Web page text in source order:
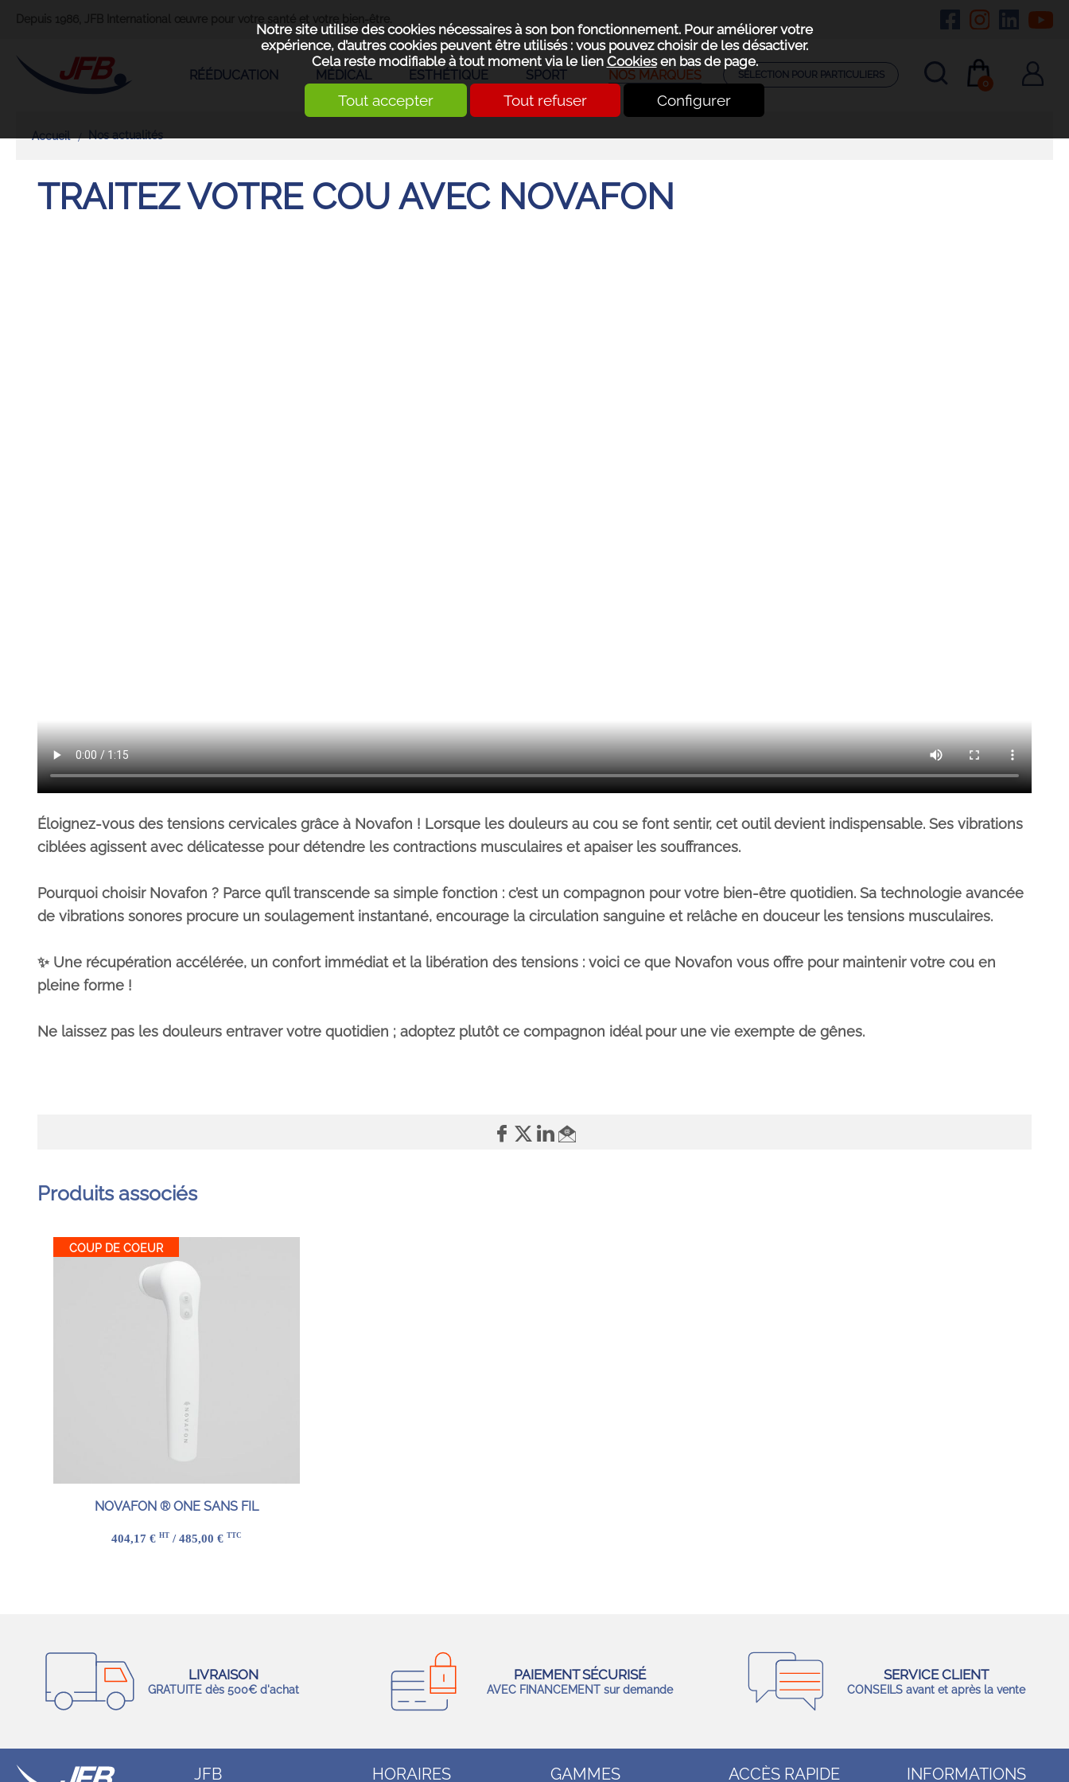
Notre site utilise des cookies nécessaires à son bon fonctionnement. Pour améliorer votre
expérience, d’autres cookies peuvent être utilisés : vous pouvez choisir de les désactiver.
Cela reste modifiable à tout moment via le lien Cookiesen bas de page.
Tout accepter Tout refuser Configurer
RÉÉDUCATION MÉDICAL ESTHÉTIQUE SPORT NOS MARQUES SÉLECTION POUR PARTICULIERS
0
Accueil Nos actualités
TRAITEZ VOTRE COU AVEC NOVAFON
Éloignez-vous des tensions cervicales grâce à Novafon ! Lorsque les douleurs au cou se font sentir, cet outil devient indispensable. Ses vibrations
ciblées agissent avec délicatesse pour détendre les contractions musculaires et apaiser les souffrances.
Pourquoi choisir Novafon ? Parce qu’il transcende sa simple fonction : c’est un compagnon pour votre bien-être quotidien. Sa technologie avancée
de vibrations sonores procure un soulagement instantané, encourage la circulation sanguine et relâche en douceur les tensions musculaires.
✨ Une récupération accélérée, un confort immédiat et la libération des tensions : voici ce que Novafon vous offre pour maintenir votre cou en
pleine forme !
Ne laissez pas les douleurs entraver votre quotidien ; adoptez plutôt ce compagnon idéal pour une vie exempte de gênes.
Produits associés
COUP DE COEUR
NOVAFON ® ONE SANS FIL
404,17 € HT/ 485,00 € TTC
LIVRAISON
GRATUITE dès 500€ d'achat
PAIEMENT SÉCURISÉ
AVEC FINANCEMENT sur demande
SERVICE CLIENT
CONSEILS avant et après la vente
JFB HORAIRES GAMMES ACCÈS RAPIDE INFORMATIONS